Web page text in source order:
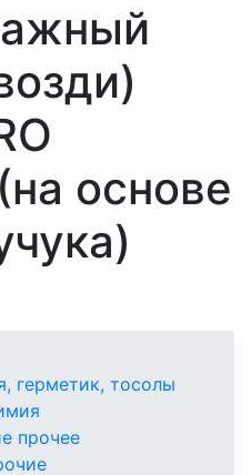
основе
герметик, тосолы
прочее